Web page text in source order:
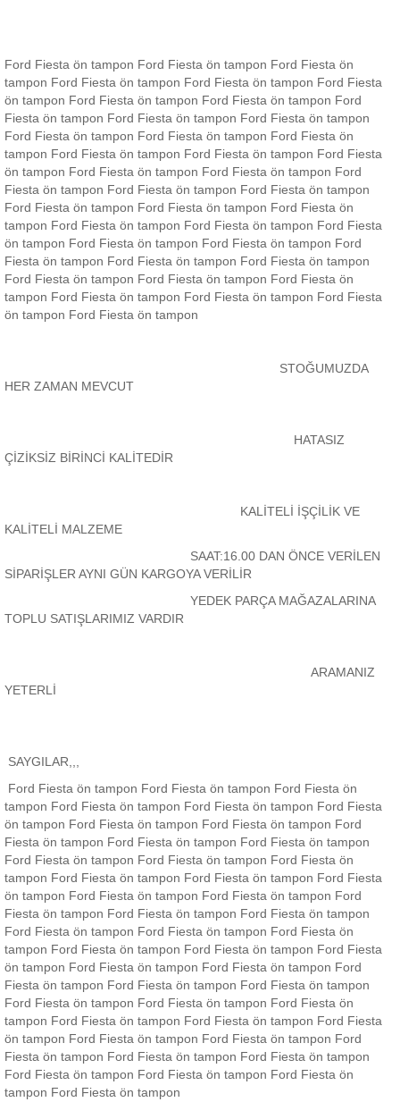
Ford Fiesta ön tampon Ford Fiesta ön tampon Ford Fiesta ön
tampon Ford Fiesta ön tampon Ford Fiesta ön tampon Ford Fiesta
ön tampon Ford Fiesta ön tampon Ford Fiesta ön tampon Ford
Fiesta ön tampon Ford Fiesta ön tampon Ford Fiesta ön tampon
Ford Fiesta ön tampon Ford Fiesta ön tampon Ford Fiesta ön
tampon Ford Fiesta ön tampon Ford Fiesta ön tampon Ford Fiesta
ön tampon Ford Fiesta ön tampon Ford Fiesta ön tampon Ford
Fiesta ön tampon Ford Fiesta ön tampon Ford Fiesta ön tampon
Ford Fiesta ön tampon Ford Fiesta ön tampon Ford Fiesta ön
tampon Ford Fiesta ön tampon Ford Fiesta ön tampon Ford Fiesta
ön tampon Ford Fiesta ön tampon Ford Fiesta ön tampon Ford
Fiesta ön tampon Ford Fiesta ön tampon Ford Fiesta ön tampon
Ford Fiesta ön tampon Ford Fiesta ön tampon Ford Fiesta ön
tampon Ford Fiesta ön tampon Ford Fiesta ön tampon Ford Fiesta
ön tampon Ford Fiesta ön tampon
STOĞUMUZDA
HER ZAMAN MEVCUT
HATASIZ
ÇİZİKSİZ BİRİNCİ KALİTEDİR
KALİTELİ İŞÇİLİK VE
KALİTELİ MALZEME
SAAT:16.00 DAN ÖNCE VERİLEN
SİPARİŞLER AYNI GÜN KARGOYA VERİLİR
YEDEK PARÇA MAĞAZALARINA
TOPLU SATIŞLARIMIZ VARDIR
ARAMANIZ
YETERLİ
SAYGILAR,,,
Ford Fiesta ön tampon Ford Fiesta ön tampon Ford Fiesta ön
tampon Ford Fiesta ön tampon Ford Fiesta ön tampon Ford Fiesta
ön tampon Ford Fiesta ön tampon Ford Fiesta ön tampon Ford
Fiesta ön tampon Ford Fiesta ön tampon Ford Fiesta ön tampon
Ford Fiesta ön tampon Ford Fiesta ön tampon Ford Fiesta ön
tampon Ford Fiesta ön tampon Ford Fiesta ön tampon Ford Fiesta
ön tampon Ford Fiesta ön tampon Ford Fiesta ön tampon Ford
Fiesta ön tampon Ford Fiesta ön tampon Ford Fiesta ön tampon
Ford Fiesta ön tampon Ford Fiesta ön tampon Ford Fiesta ön
tampon Ford Fiesta ön tampon Ford Fiesta ön tampon Ford Fiesta
ön tampon Ford Fiesta ön tampon Ford Fiesta ön tampon Ford
Fiesta ön tampon Ford Fiesta ön tampon Ford Fiesta ön tampon
Ford Fiesta ön tampon Ford Fiesta ön tampon Ford Fiesta ön
tampon Ford Fiesta ön tampon Ford Fiesta ön tampon Ford Fiesta
ön tampon Ford Fiesta ön tampon Ford Fiesta ön tampon Ford
Fiesta ön tampon Ford Fiesta ön tampon Ford Fiesta ön tampon
Ford Fiesta ön tampon Ford Fiesta ön tampon Ford Fiesta ön
tampon Ford Fiesta ön tampon